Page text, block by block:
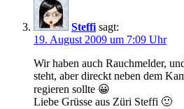
Steffi sagt:
19. August 2009 um 7:09 Uhr
Wir haben auch Rauchmelder,
steht, aber direckt neben dem
regieren sollte 😀
Liebe Grüsse aus Züri Steffi 🙂